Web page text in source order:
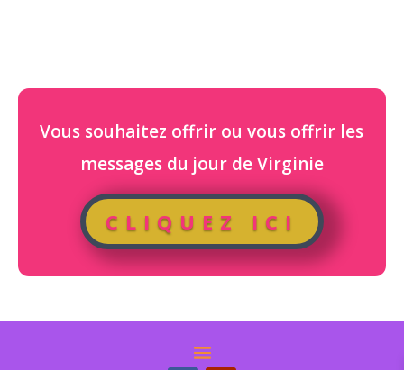
Vous souhaitez offrir ou vous offrir les
messages du jour de Virginie
CLIQUEZ ICI